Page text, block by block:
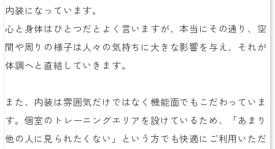
内装になっています。
心と身体はひとつだとよく言いますが、本当にその通り、空
間や周りの様子は人々の気持ちに大きな影響を与え、それが
体調へと直結していきます。
また、内装は雰囲気だけではなく機能面でもこだわっていま
す。個室のトレーニングエリアを設けているため、「あまり
他の人に見られたくない」という方でも快適にご利用いただ